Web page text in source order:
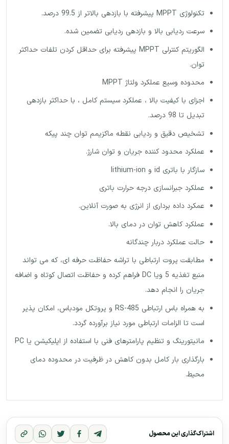
تکنولوژی MPPT پیشرفته با بازدهی بالاتر از 99.5 درصد.
سرعت ردیابی بالا و بازدهی ردیابی تضمین شده.
الگوریتم کنترلی MPPT پیشرفته برای حداقل کردن تلفات حداکثر
توان.
محدوده وسیع عملکرد ولتاژ MPPT
اجزای با کیفیت بالا ، عملکرد سیستم کامل ، با حداکثر بازدهی
تبدیل تا 98 درصد.
تشخیص دقیق و ردیابی نقطه ماکزیمم توان چند پیکه
عملکرد محدود کننده جریان و توان شارژ.
سازگار با باتری id و lithium-ion
عملکرد جبرانسازی درجه حرارت باتری
عمکرد داده برداری از انرژی به صورت آنلاین.
عملکرد کاهش توان در دمای بالا.
حالت عملکرد دربار چندگانه
مطابقت پروت ارتباطی با تراشه حفاظت حرفه ای، که می تواند
منبع تغذیه 5 ویا DC فراهم کرده و حفاظت اتصال کوتاه و اضافه
جریان را انجام دهد.
به همراه باس ارتباطی RS-485 و پروتکل مودباس، امکان پذیر
است تا الزامات ارتباطی مورد نیاز برآورده گردد.
مانیتورینگ و تنظیم پارامترهای فنی با استفاده از اپلیکیشن یا PC
بارگذاری بار کامل بدون کاهش در ظرفیت در محدوده دمای
محیط.
اشتراک‌گذاری این محصول